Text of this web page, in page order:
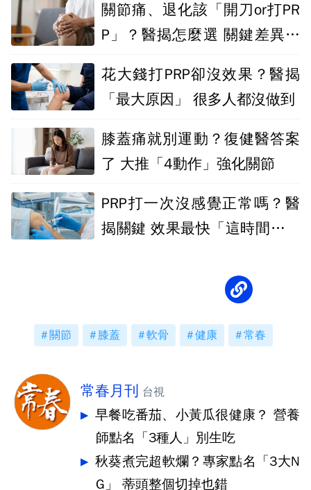
關節痛、退化該「開刀or打PR
P」？醫揭怎麼選 關鍵差異一
花大錢打PRP卻沒效果？醫揭
「最大原因」 很多人都沒做到
膝蓋痛就別運動？復健醫答案
了 大推「4動作」強化關節
PRP打一次沒感覺正常嗎？醫
揭關鍵 效果最快「這時間」出
關節 膝蓋 軟骨 健康 常春
常春月刊 台視
早餐吃番茄、小黃瓜很健康？ 營養
師點名「3種人」別生吃
秋葵煮完超軟爛？專家點名「3大N
G」 蒂頭整個切掉也錯